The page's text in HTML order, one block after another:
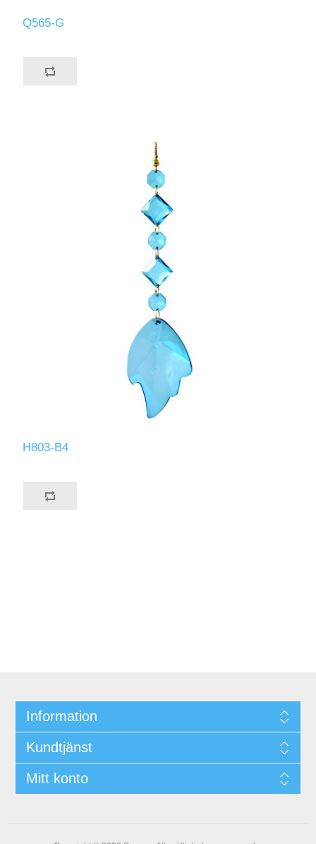
Q565-G
H803-B4
Information
Kundtjänst
Mitt konto